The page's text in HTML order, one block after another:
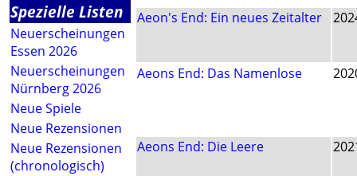
Spezielle Listen
Neuerscheinungen
Essen 2026
Neuerscheinungen
Nürnberg 2026
Neue Spiele
Neue Rezensionen
Neue Rezensionen
(chronologisch)
Aeon's End: Ein neues Zeitalter
Aeons End: Das Namenlose
Aeons End: Die Leere